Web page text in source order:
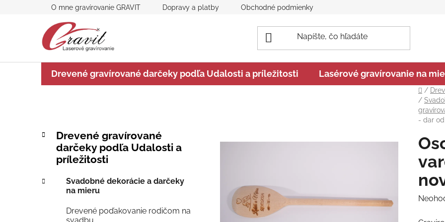
O mne gravírovanie GRAVIT Dopravy a platby Obchodné podmienky
Drevené gravírované darčeky podľa Udalosti a príležitosti Lasérové gravírovanie na
Domov
/
/
- dar
B
ý
kategórie
K
a
ó
Drevené gravírované
darčeky podľa Udalosti a
príležitosti
Svadobné dekorácie a darčeky
na mieru
Drevené poďakovanie rodičom na